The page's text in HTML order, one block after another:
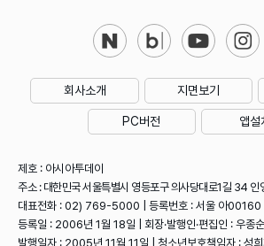
회사소개 지면보기
PC버전 앱설
제호 : 아시아투데이
주소 : 대한민국 서울특별시 영등포구 의사당대로1길 34 인
대표전화 : 02) 769-5000 | 등록번호 : 서울 아00160
등록일 : 2006년 1월 18일 | 회장·발행인·편집인 : 우종순
발행일자 : 2005년 11월 11일 | 청소년보호책임자 : 성희